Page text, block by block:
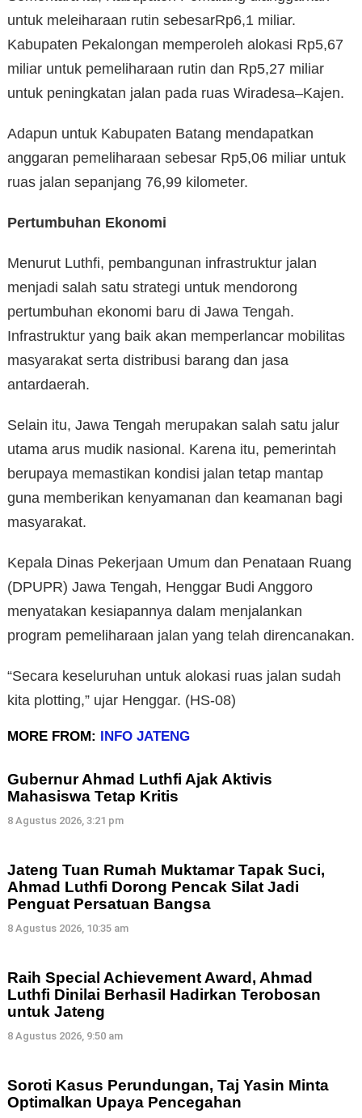
untuk meleiharaan rutin sebesarRp6,1 miliar.
Kabupaten Pekalongan memperoleh alokasi Rp5,67
miliar untuk pemeliharaan rutin dan Rp5,27 miliar
untuk peningkatan jalan pada ruas Wiradesa–Kajen.
Adapun untuk Kabupaten Batang mendapatkan
anggaran pemeliharaan sebesar Rp5,06 miliar untuk
ruas jalan sepanjang 76,99 kilometer.
Pertumbuhan Ekonomi
Menurut Luthfi, pembangunan infrastruktur jalan
menjadi salah satu strategi untuk mendorong
pertumbuhan ekonomi baru di Jawa Tengah.
Infrastruktur yang baik akan memperlancar mobilitas
masyarakat serta distribusi barang dan jasa
antardaerah.
Selain itu, Jawa Tengah merupakan salah satu jalur
utama arus mudik nasional. Karena itu, pemerintah
berupaya memastikan kondisi jalan tetap mantap
guna memberikan kenyamanan dan keamanan bagi
masyarakat.
Kepala Dinas Pekerjaan Umum dan Penataan Ruang
(DPUPR) Jawa Tengah, Henggar Budi Anggoro
menyatakan kesiapannya dalam menjalankan
program pemeliharaan jalan yang telah direncanakan.
“Secara keseluruhan untuk alokasi ruas jalan sudah
kita plotting,” ujar Henggar. (HS-08)
MORE FROM: INFO JATENG
Gubernur Ahmad Luthfi Ajak Aktivis
Mahasiswa Tetap Kritis
8 Agustus 2026, 3:21 pm
Jateng Tuan Rumah Muktamar Tapak Suci,
Ahmad Luthfi Dorong Pencak Silat Jadi
Penguat Persatuan Bangsa
8 Agustus 2026, 10:35 am
Raih Special Achievement Award, Ahmad
Luthfi Dinilai Berhasil Hadirkan Terobosan
untuk Jateng
8 Agustus 2026, 9:50 am
Soroti Kasus Perundungan, Taj Yasin Minta
Optimalkan Upaya Pencegahan